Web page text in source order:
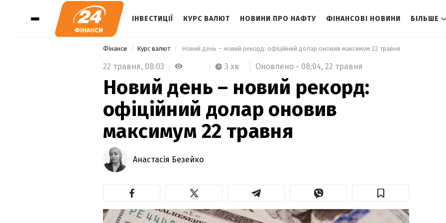
ІНВЕСТИЦІЇ КУРС ВАЛЮТ НОВИНИ ПРО НАФТУ ФІНАНСОВІ НОВИНИ БІЛЬШЕ
Фінанси Курс валют Новий день – новий рекорд: офіційний долар оновив максимум 22 травня
22 травня, 08:03 3 хв Оновлено - 08:04, 22 травня
Новий день – новий рекорд:
офіційний долар оновив
максимум 22 травня
Анастасія Безейко